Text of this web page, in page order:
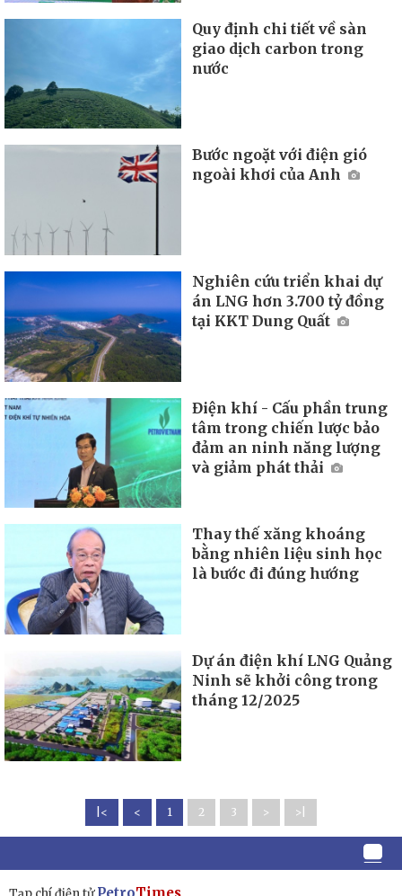
Quy định chi tiết về sàn
giao dịch carbon trong
nước
Bước ngoặt với điện gió
ngoài khơi của Anh
Nghiên cứu triển khai dự
án LNG hơn 3.700 tỷ đồng
tại KKT Dung Quất
Điện khí - Cấu phần trung
tâm trong chiến lược bảo
đảm an ninh năng lượng
và giảm phát thải
Thay thế xăng khoáng
bằng nhiên liệu sinh học
là bước đi đúng hướng
Dự án điện khí LNG Quảng
Ninh sẽ khởi công trong
tháng 12/2025
|< < 1 2 3 > >|